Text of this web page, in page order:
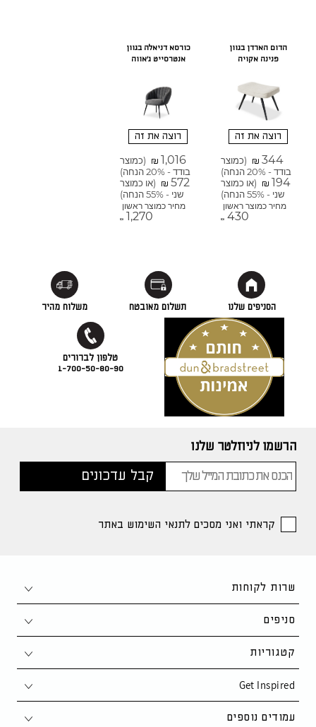
הדום הארדן בגוון
פנינה אקויה
רוצה את זה
₪ 344
(כמוצר
בודד - 20% הנחה)
₪ 194
(או כמוצר
שני - 55% הנחה)
מחיר כמוצר ראשון
₪ 430
כורסא דניאלה בגוון
אנטרסייט ג'אווה
רוצה את זה
₪ 1,016
(כמוצר
בודד - 20% הנחה)
₪ 572
(או כמוצר
שני - 55% הנחה)
מחיר כמוצר ראשון
₪ 1,270
הסניפים שלנו תשלום מאובטח משלוח מהיר
1-700-50-80-90
הרשמו לניוזלטר שלנו
קראתי ואני מסכים לתנאי השימוש באתר
שרות לקוחות
צור קשר
1-700-50-80-90
support@kaza.co.il
שאלות ותשובות
סניפים
חיפה
פתח תקווה
נתניה
קטגוריות
סלון
פינת אוכל
Get Inspired
סקנדינבי
עמודים נוספים